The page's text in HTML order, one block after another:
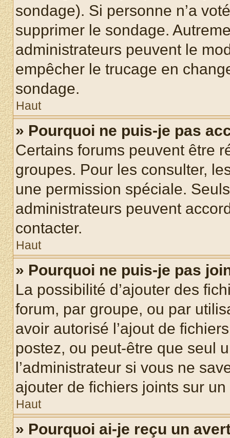
sondage). Si personne n’a
supprimer le sondage.
administrateurs peuvent le
empêcher le trucage en
sondage.
Haut
» Pourquoi ne puis-je pas
Certains forums peuvent être
groupes. Pour les consulter,
une permission spéciale.
administrateurs peuvent
contacter.
Haut
» Pourquoi ne puis-je pas
La possibilité d’ajouter des
forum, par groupe, ou par
avoir autorisé l’ajout de
postez, ou peut-être que seul
l’administrateur si vous ne
ajouter de fichiers joints sur un
Haut
» Pourquoi ai-je reçu un